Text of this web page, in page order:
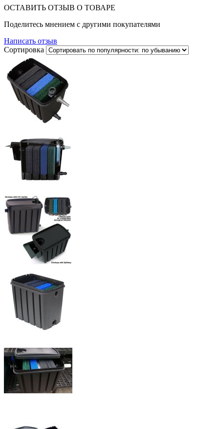
ОСТАВИТЬ ОТЗЫВ О ТОВАРЕ
Поделитесь мнением с другими покупателями
Написать отзыв
Сортировка